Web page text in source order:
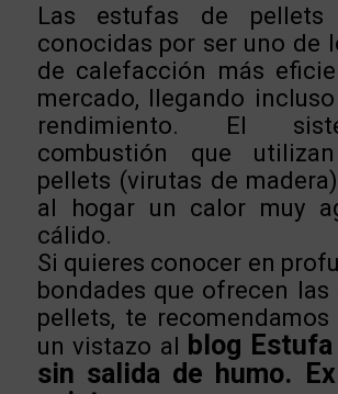
Las estufas de pellets
conocidas por ser uno de
de calefacción más
mercado, llegando
rendimiento. El
combustión que
pellets (virutas de
al hogar un calor muy
cálido.
Si quieres conocer en
bondades que ofrecen las
pellets, te recomendamos
un vistazo al blog
sin salida de humo.